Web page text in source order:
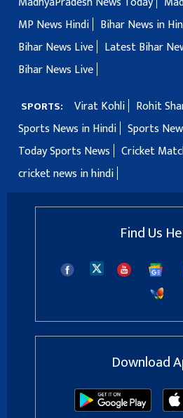
MP News Hindi
Bihar News in
Bihar News Live
Latest Bihar
Bihar News Live
SPORTS: Virat Kohli
Rohit
Sports News in Hindi Sports
Today Sports News
Cricket
cricket news in hindi
Find Us
Download